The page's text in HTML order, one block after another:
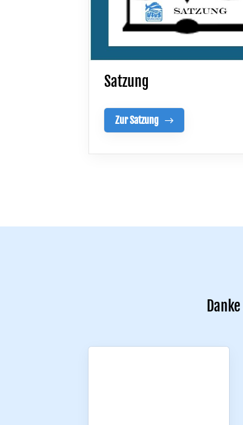
Satzung
Zur Satzung